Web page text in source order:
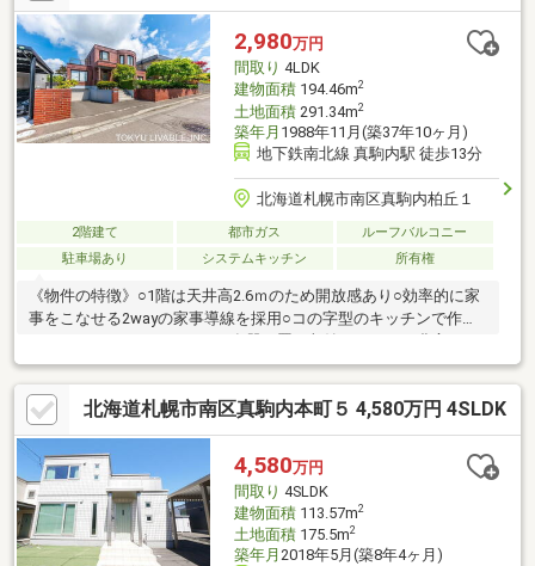
イコーマート柏丘店 徒歩6分(約460m)・グリーンヒル公園 徒歩1
分(約20m)■ ご希望の住まい探しをお手伝いします
━━━━━・・・物件の詳細・ご相談はお気軽にお問い合わせく
ださい。
2,980万円
間取り 4LDK
建物面積194.46m2
土地面積291.34m2
築年月 1988年11月(築37年10ヶ月)
地下鉄南北線 真駒内駅 徒歩13分
北海道札幌市南区真駒内柏丘１
2階建て 都市ガス
ルーフバルコニー
駐車場あり
システムキッチン 所有権
《物件の特徴》○1階は天井高2.6ｍのため開放感あり○効率的に家
事をこなせる2wayの家事導線を採用○コの字型のキッチンで作業
ーティリティーに豊富な収納スペースあり○窓付きの浴室で明る
く清潔感あり○給湯・暖房は都市ガスのセントラル式、各居室等
にパネルヒーター設置○1階の和室は独立しているため、客間とし
て使いやすい間取○縁側（サンルーム）があり、旅館のような雰
囲気○玄関ホールに豊富な収納スペース○ルーフバルコニー2箇所○
ガーデニングなどを楽しむことができる広々としたお庭スペース
北海道札幌市南区真駒内本町５ 4,580万円 4SLDK
4,580万円
間取り 4SLDK
建物面積113.57m2
土地面積175.5m2
築年月 2018年5月(築8年4ヶ月)